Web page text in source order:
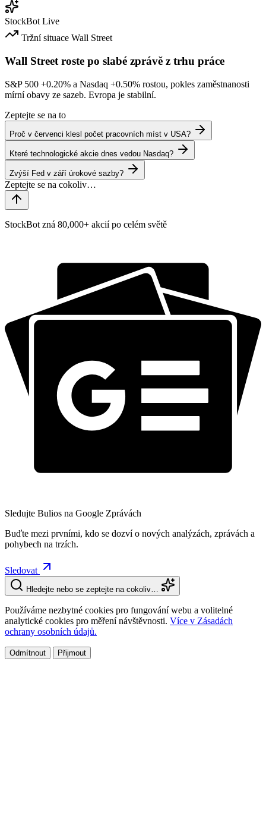
StockBot Live
Tržní situace Wall Street
Wall Street roste po slabé zprávě z trhu práce
S&P 500 +0.20% a Nasdaq +0.50% rostou, pokles zaměstnanosti
mírní obavy ze sazeb. Evropa je stabilní.
Zeptejte se na to
Proč v červenci klesl počet pracovních míst v USA?
Které technologické akcie dnes vedou Nasdaq?
Zvýší Fed v září úrokové sazby?
StockBot zná 80,000+ akcií po celém světě
Sledujte Bulios na Google Zprávách
Buďte mezi prvními, kdo se dozví o nových analýzách, zprávách a
pohybech na trzích.
Sledovat
Hledejte nebo se zeptejte na cokoliv…
Používáme nezbytné cookies pro fungování webu a volitelné
analytické cookies pro měření návštěvnosti. Více v Zásadách
ochrany osobních údajů.
Odmítnout Přijmout